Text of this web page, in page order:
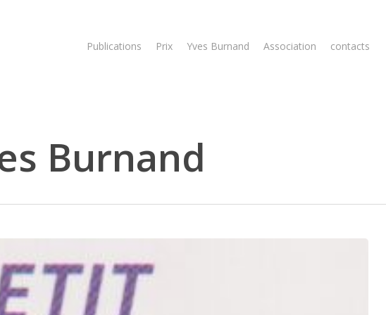
Publications Prix Yves Burnand Association contacts
Burnand